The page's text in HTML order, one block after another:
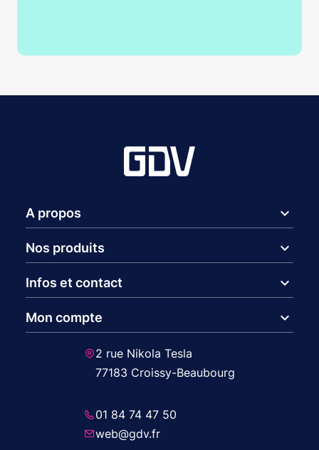
A propos expand_more
Nos produits expand_more
Infos et contact expand_more
Mon compte expand_more
2 rue Nikola Tesla
77183 Croissy-Beaubourg
01 84 74 47 50
web@gdv.fr